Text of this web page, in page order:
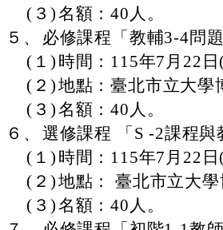
(３)名額：40人。
５、
必修課程「教輔3-4問
(１) 時間：115年7月22
(２)地點：臺北市立大學
(３)名額：40人。
６、 選修課程 「S -2課程與
(１) 時間：115年7月22
(２)地點： 臺北市立大學
(３)名額：40人。